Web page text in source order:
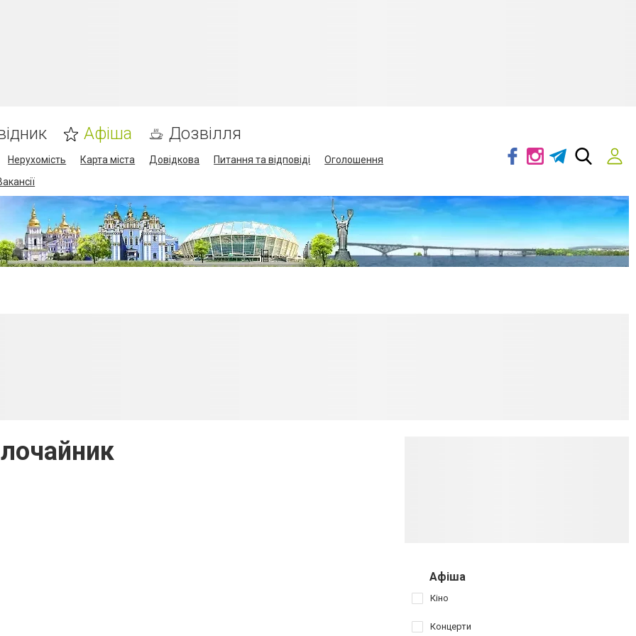
Афіша Дозвілля
Нерухомість Карта міста Довідкова Питання та відповіді
Оголошення
Афіша
Кіно
Концерти